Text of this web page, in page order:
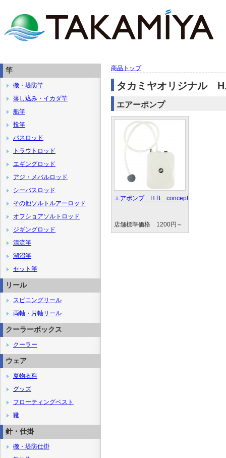
商品トップ
タカミヤオリジナル
エアーポンプ
エアポンプ H.B concept
店舗標準価格 1200円～
竿
磯・堤防竿
落し込み・イカダ竿
船竿
投竿
バスロッド
トラウトロッド
エギングロッド
アジ・メバルロッド
シーバスロッド
その他ソルトルアーロッド
オフショアソルトロッド
ジギングロッド
清流竿
湖沼竿
セット竿
リール
スピニングリール
両軸・片軸リール
クーラーボックス
クーラー
ウェア
夏物衣料
グッズ
フローティングベスト
靴
針・仕掛
磯・堤防仕掛